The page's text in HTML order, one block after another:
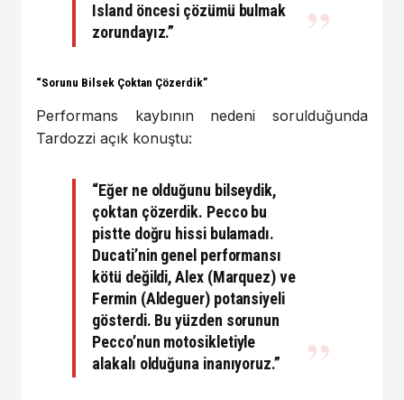
Island öncesi çözümü bulmak
zorundayız.”
“Sorunu Bilsek Çoktan Çözerdik”
Performans kaybının nedeni sorulduğunda
Tardozzi açık konuştu:
“Eğer ne olduğunu bilseydik,
çoktan çözerdik. Pecco bu
pistte doğru hissi bulamadı.
Ducati’nin genel performansı
kötü değildi, Alex (Marquez) ve
Fermin (Aldeguer) potansiyeli
gösterdi. Bu yüzden sorunun
Pecco’nun motosikletiyle
alakalı olduğuna inanıyoruz.”